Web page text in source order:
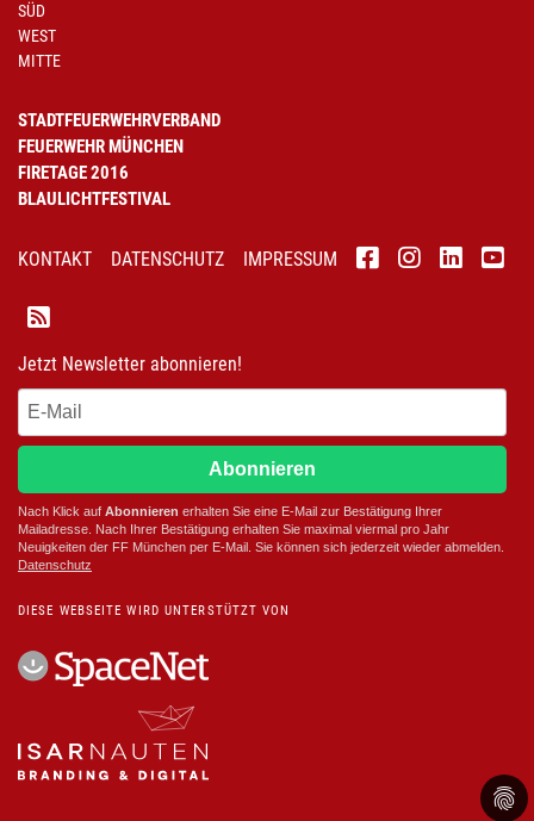
SÜD
WEST
MITTE
STADTFEUERWEHRVERBAND
FEUERWEHR MÜNCHEN
FIRETAGE 2016
BLAULICHTFESTIVAL
KONTAKT DATENSCHUTZ IMPRESSUM
Jetzt Newsletter abonnieren!
Abonnieren
Nach Klick auf Abonnieren erhalten Sie eine E-Mail zur Bestätigung Ihrer
Mailadresse. Nach Ihrer Bestätigung erhalten Sie maximal viermal pro Jahr
Neuigkeiten der FF München per E-Mail. Sie können sich jederzeit wieder abmelden.
Datenschutz
DIESE WEBSEITE WIRD UNTERSTÜTZT VON